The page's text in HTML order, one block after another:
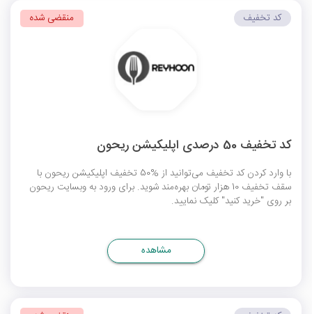
کد تخفیف 50 درصدی اپلیکیشن ریحون
با وارد کردن کد تخفیف می‌توانید از %50 تخفیف اپلیکیشن ریحون با
سقف تخفیف 10 هزار تومان بهره‌مند شوید. برای ورود به وبسایت ریحون
بر روی "خرید کنید" کلیک نمایید.
کد تخفیف منقضی شده
مشاهده